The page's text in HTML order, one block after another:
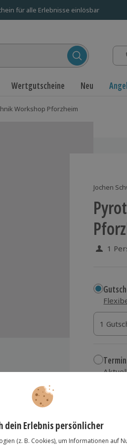
für alle Erlebnisse einlösbar
Wertgutscheine Neu
Workshop Pforzheim
Jochen
1
1
1
1
zzgl.